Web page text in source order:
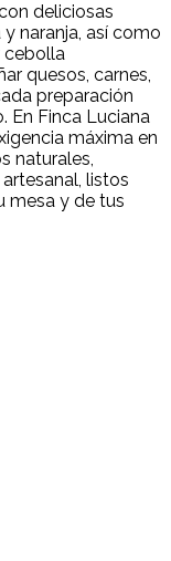
deliciosas
naranja, así como
cebolla
quesos, carnes,
preparación
En Finca Luciana
máxima en
naturales,
listos
mesa y de tus